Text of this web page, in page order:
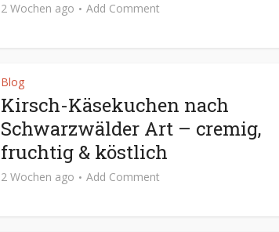
2 Wochen ago Add Comment
Blog
Kirsch-Käsekuchen nach
Schwarzwälder Art – cremig,
fruchtig & köstlich
2 Wochen ago Add Comment